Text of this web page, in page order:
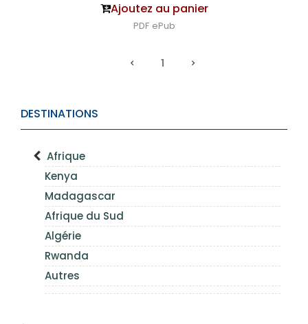
DESTINATIONS
Afrique
Kenya
Madagascar
Afrique du Sud
Algérie
Rwanda
Autres
Ajoutez au panier
PDF ePub
1